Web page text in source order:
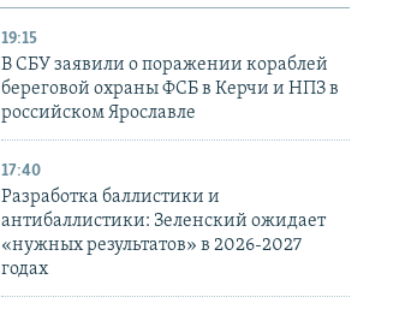
19:15
В СБУ заявили о поражении кораблей
береговой охраны ФСБ в Керчи и НПЗ в
российском Ярославле
17:40
Разработка баллистики и
антибаллистики: Зеленский ожидает
«нужных результатов» в 2026-2027
годах